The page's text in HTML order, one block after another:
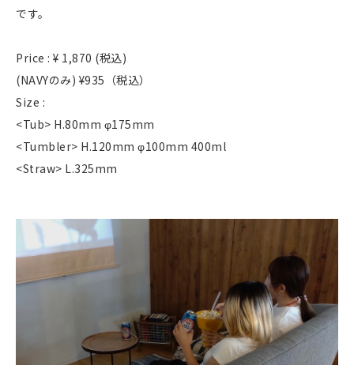
です。
Price : ¥ 1,870 (税込)
(NAVYのみ) ¥935（税込）
Size :
<Tub> H.80mm φ175mm
<Tumbler> H.120mm φ100mm 400ml
<Straw> L.325mm